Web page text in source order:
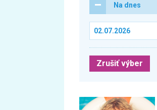
Na dnes
Zrušiť výber